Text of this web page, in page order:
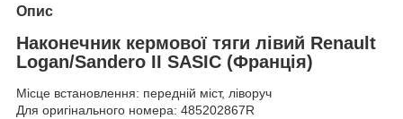
Опис
Наконечник кермової тяги лівий Renault
Logan/Sandero II SASIC (Франція)
Місце встановлення: передній міст, ліворуч
Для оригінального номера: 485202867R